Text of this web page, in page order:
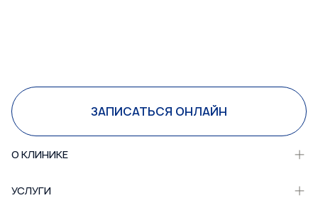
ЗАПИСАТЬСЯ ОНЛАЙН
О КЛИНИКЕ
УСЛУГИ